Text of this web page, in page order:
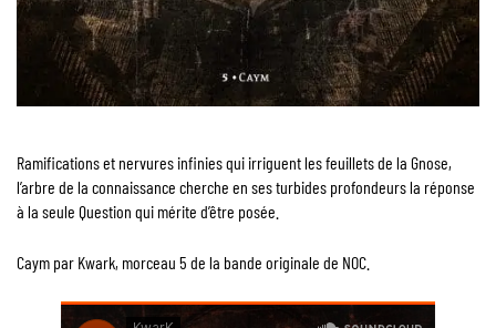
Ramifications et nervures infinies qui irriguent les feuillets de la Gnose,
l’arbre de la connaissance cherche en ses turbides profondeurs la réponse
à la seule Question qui mérite d’être posée.
Caym par Kwark, morceau 5 de la bande originale de NOC.